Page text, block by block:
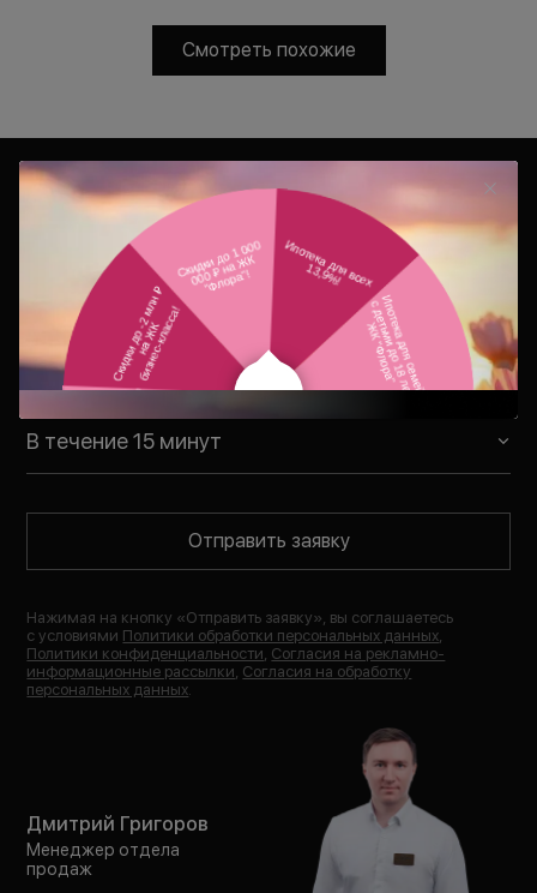
Смотреть похожие
Консультация
Ваш персональный менеджер
свяжется с Вами в удобное для Вас
В течение 15 минут
Отправить заявку
Нажимая на кнопку «Отправить заявку», вы соглашаетесь
с условиями Политики обработки персональных данных
Политики конфиденциальности Согласия на рекламно-
информационные рассылки Согласия на обработку
персональных данных
Дмитрий Григоров
Менеджер отдела
продаж